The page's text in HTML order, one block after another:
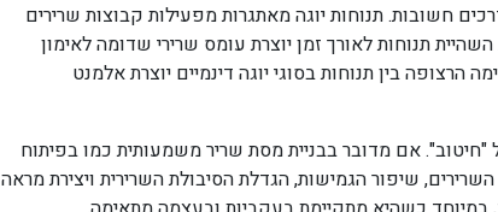
חשובות. תנוחות יוגה מאתגרות מפעילות קבוצות שרירים
תנוחות לאורך זמן יוצרת עומס שרירי שדומה לאימון
הרצופה בין תנוחות בסוגי יוגה דינמיים יוצרת אלמנט
אם מדובר בבניית מסת שריר משמעותית כמו בפיתוח
שיפור הגמישות, הגדלת הסיבולת השרירית ויצירת מראה